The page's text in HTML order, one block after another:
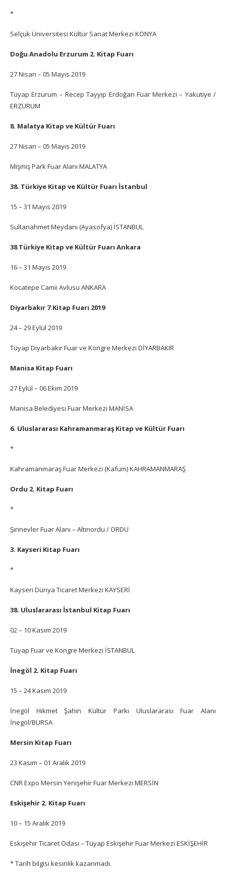
*
Selçuk Üniversitesi Kültür Sanat Merkezi KONYA
Doğu Anadolu Erzurum 2. Kitap Fuarı
27 Nisan – 05 Mayıs 2019
Tüyap Erzurum – Recep Tayyip Erdoğan Fuar Merkezi – Yakutiye /
ERZURUM
8. Malatya Kitap ve Kültür Fuarı
27 Nisan – 05 Mayıs 2019
Mişmiş Park Fuar Alanı MALATYA
38. Türkiye Kitap ve Kültür Fuarı İstanbul
15 – 31 Mayıs 2019
Sultanahmet Meydanı (Ayasofya) İSTANBUL
38 Türkiye Kitap ve Kültür Fuarı Ankara
16 – 31 Mayıs 2019
Kocatepe Camii Avlusu ANKARA
Diyarbakır 7.Kitap Fuarı 2019
24 – 29 Eylül 2019
Tüyap Diyarbakır Fuar ve Kongre Merkezi DİYARBAKIR
Manisa Kitap Fuarı
27 Eylül – 06 Ekim 2019
Manisa Belediyesi Fuar Merkezi MANİSA
6. Uluslararası Kahramanmaraş Kitap ve Kültür Fuarı
*
Kahramanmaraş Fuar Merkezi (Kafum) KAHRAMANMARAŞ
Ordu 2. Kitap Fuarı
*
Şirinevler Fuar Alanı – Altınordu / ORDU
3. Kayseri Kitap Fuarı
*
Kayseri Dünya Ticaret Merkezi KAYSERİ
38. Uluslararası İstanbul Kitap Fuarı
02 – 10 Kasım 2019
Tüyap Fuar ve Kongre Merkezi İSTANBUL
İnegöl 2. Kitap Fuarı
15 – 24 Kasım 2019
İnegöl Hikmet Şahin Kültür Parkı Uluslararası Fuar Alanı
İnegöl/BURSA
Mersin Kitap Fuarı
23 Kasım – 01 Aralık 2019
CNR Expo Mersin Yenişehir Fuar Merkezi MERSİN
Eskişehir 2. Kitap Fuarı
10 – 15 Aralık 2019
Eskişehir Ticaret Odası – Tüyap Eskişehir Fuar Merkezi ESKİŞEHİR
* Tarih bilgisi kesinlik kazanmadı.